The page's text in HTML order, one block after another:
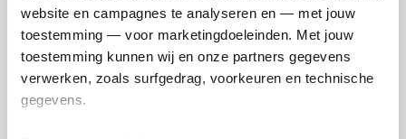
website en campagnes te analyseren en — met jouw
toestemming — voor marketingdoeleinden. Met jouw
toestemming kunnen wij en onze partners gegevens
verwerken, zoals surfgedrag, voorkeuren en technische
gegevens.